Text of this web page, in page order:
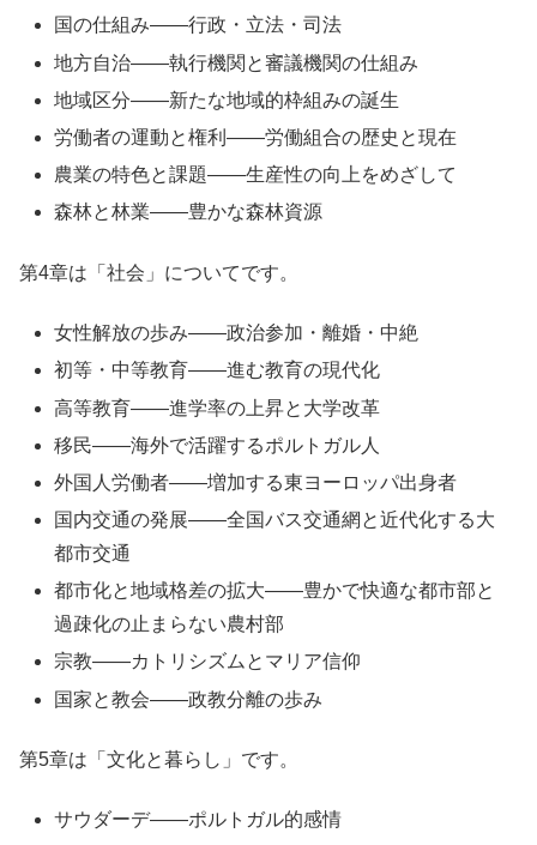
国の仕組み――行政・立法・司法
地方自治――執行機関と審議機関の仕組み
地域区分――新たな地域的枠組みの誕生
労働者の運動と権利――労働組合の歴史と現在
農業の特色と課題――生産性の向上をめざして
森林と林業――豊かな森林資源
第4章は「社会」についてです。
女性解放の歩み――政治参加・離婚・中絶
初等・中等教育――進む教育の現代化
高等教育――進学率の上昇と大学改革
移民――海外で活躍するポルトガル人
外国人労働者――増加する東ヨーロッパ出身者
国内交通の発展――全国バス交通網と近代化する大
都市交通
都市化と地域格差の拡大――豊かで快適な都市部と
過疎化の止まらない農村部
宗教――カトリシズムとマリア信仰
国家と教会――政教分離の歩み
第5章は「文化と暮らし」です。
サウダーデ――ポルトガル的感情